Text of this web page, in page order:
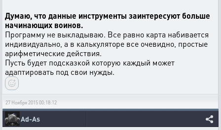
Думаю, что данные инструменты заинтересуют больше
начинающих воинов.
Программу не выкладываю. Все равно карта набивается
индивидуально, а в калькуляторе все очевидно, простые
арифметические действия.
Пусть будет подсказкой которую каждый может
адаптировать под свои нужды.
27 Ноября 2015 00:18:12
Ad-As